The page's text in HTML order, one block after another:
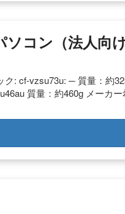
コン（法人向
ク: cf-vzsu73u: ─ 質量：約
質量：約460g メーカー